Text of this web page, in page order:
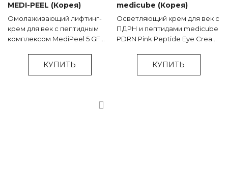
MEDI-PEEL (Корея)
Омолаживающий лифтинг-
крем для век с пептидным
комплексом MediPeel 5 GF
КУПИТЬ
medicube (Корея)
Осветляющий крем для век с
ПДРН и пептидами medicube
PDRN Pink Peptide Eye Cream
КУПИТЬ